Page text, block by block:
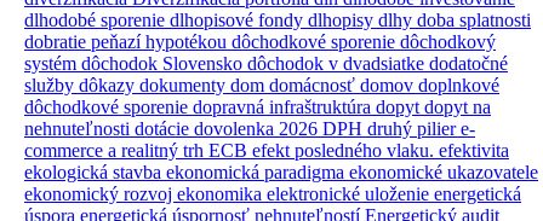
dlhodobé sporenie dlhopisové fondy dlhopisy dlhy doba splatnosti
dobratie peňazí hypotékou dôchodkové sporenie dôchodkový
systém dôchodok Slovensko dôchodok v dvadsiatke dodatočné
služby dôkazy dokumenty dom domácnosť domov doplnkové
dôchodkové sporenie dopravná infraštruktúra dopyt dopyt na
nehnuteľnosti dotácie dovolenka 2026 DPH druhý piliere-
commerce a realitný trh ECB efekt posledného vlaku. efektivita
ekologická stavba ekonomická paradigma ekonomické ukazovatele
ekonomický rozvoj ekonomika elektronické uloženie energetická
úspora energetická úspornosť nehnuteľnostíEnergetický audit